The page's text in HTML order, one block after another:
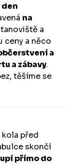
den
na
a
ceny a něco
a
a zábavy.
těšíme se
před
skončí
přímo do